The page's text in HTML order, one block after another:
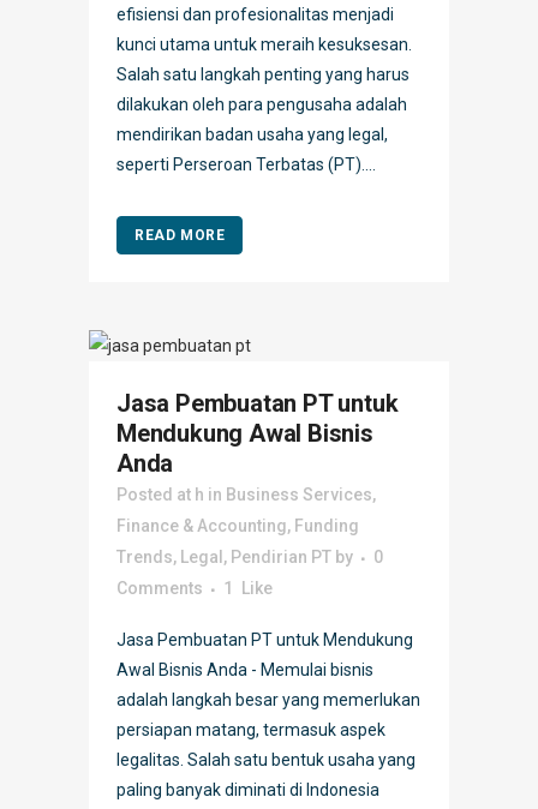
efisiensi dan profesionalitas menjadi
kunci utama untuk meraih kesuksesan.
Salah satu langkah penting yang harus
dilakukan oleh para pengusaha adalah
mendirikan badan usaha yang legal,
seperti Perseroan Terbatas (PT)....
READ MORE
Jasa Pembuatan PT untuk
Mendukung Awal Bisnis
Anda
Posted at h in Business Services,
Finance & Accounting, Funding
Trends, Legal , Pendirian PT by
0
Comments
1 Like
Jasa Pembuatan PT untuk Mendukung
Awal Bisnis Anda - Memulai bisnis
adalah langkah besar yang memerlukan
persiapan matang, termasuk aspek
legalitas. Salah satu bentuk usaha yang
paling banyak diminati di Indonesia